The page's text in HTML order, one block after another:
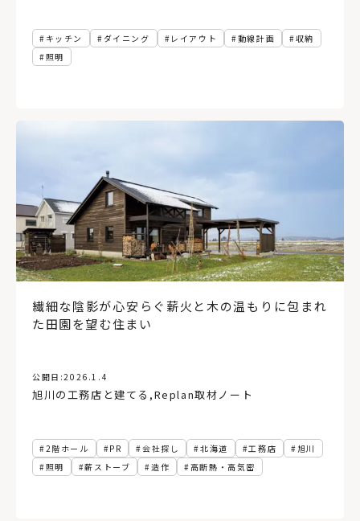
キッチン ダイニング レイアウト 動線計画
収納
照明
繊細な陰影が心安らぐ薪火と木の温もりに包まれ
た田園を望む住まい
公開日:2026.1.4
旭川の工務店と建てる ,Replan取材ノート
2階ホール PR 会社探し 北海道 工務店
旭川
照明
薪ストーブ 造作 高断熱・高気密